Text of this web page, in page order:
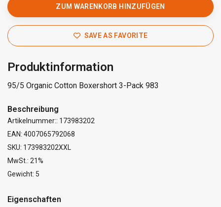
ZUM WARENKORB HINZUFÜGEN
SAVE AS FAVORITE
Produktinformation
95/5 Organic Cotton Boxershort 3-Pack 983
Beschreibung
Artikelnummer:: 173983202
EAN: 4007065792068
SKU: 173983202XXL
MwSt.: 21%
Gewicht: 5
Eigenschaften